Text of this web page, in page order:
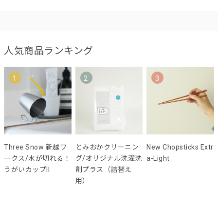
人気商品ランキング
1
Three Snow 新越ワ
ークス/水が切れる！
うがいカップII
2
とみおかクリーニン
グ/オリジナル洗濯洗
剤プラス（詰替え
用）
3
New Chopsticks Extr
a-Light